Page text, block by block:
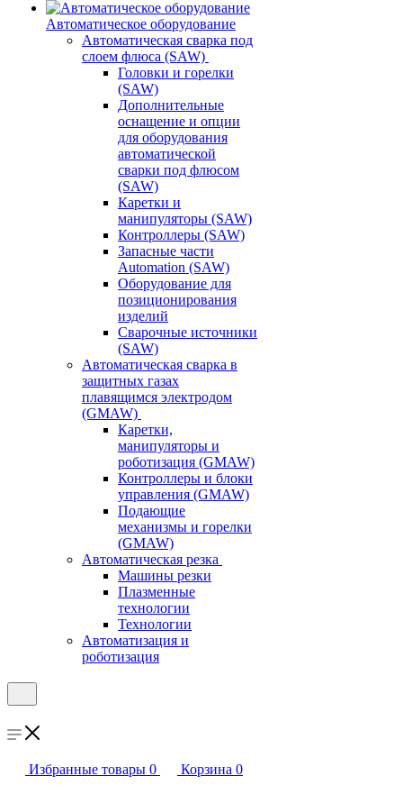
Автоматическое оборудование
Автоматическая сварка под
слоем флюса (SAW)
Головки и горелки
(SAW)
Дополнительные
оснащение и опции
для оборудования
автоматической
сварки под флюсом
(SAW)
Каретки и
манипуляторы (SAW)
Контроллеры (SAW)
Запасные части
Automation (SAW)
Оборудование для
позиционирования
изделий
Сварочные источники
(SAW)
Автоматическая сварка в
защитных газах
плавящимся электродом
(GMAW)
Каретки,
манипуляторы и
роботизация (GMAW)
Контроллеры и блоки
управления (GMAW)
Подающие
механизмы и горелки
(GMAW)
Автоматическая резка
Машины резки
Плазменные
технологии
Технологии
Автоматизация и
роботизация
Избранные товары 0 Корзина 0